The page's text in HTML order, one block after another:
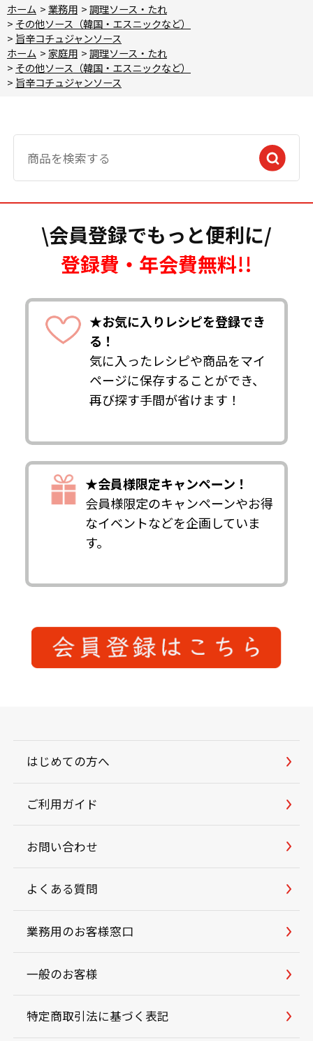
ホーム >業務用 >調理ソース・たれ
> その他ソース（韓国・エスニックなど）
> 旨辛コチュジャンソース
ホーム > 家庭用 >調理ソース・たれ
> その他ソース（韓国・エスニックなど）
> 旨辛コチュジャンソース
\会員登録でもっと便利に/
登録費・年会費無料!!
★お気に入りレシピを登録でき
る！
気に入ったレシピや商品をマイ
ページに保存することができ、
再び探す手間が省けます！
★会員様限定キャンペーン！
会員様限定のキャンペーンやお得
なイベントなどを企画していま
す。
はじめての方へ
ご利用ガイド
お問い合わせ
よくある質問
業務用のお客様窓口
一般のお客様
特定商取引法に基づく表記